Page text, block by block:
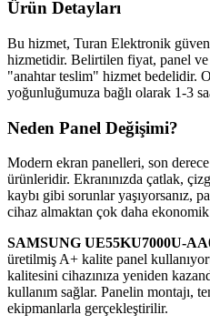
Ürün Detayları
Bu hizmet, Turan Elektronik
hizmetidir. Belirtilen fiyat, panel
"anahtar teslim" hizmet bedelidir.
yoğunluğumuza bağlı olarak 1-3
Neden Panel Değişimi?
Modern ekran panelleri, son
ürünleridir. Ekranınızda çatlak,
kaybı gibi sorunlar yaşıyorsanız,
cihaz almaktan çok daha
SAMSUNG UE55KU7000U-
üretilmiş A+ kalite panel
kalitesini cihazınıza yeniden
kullanım sağlar. Panelin montajı,
ekipmanlarla gerçekleştirilir.